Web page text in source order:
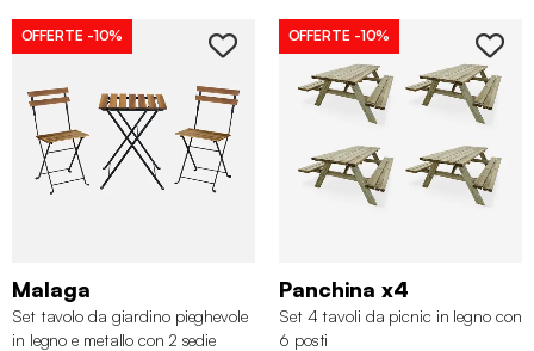
OFFERTE -10%
Malaga
Set tavolo da giardino pieghevole
in legno e metallo con 2 sedie
OFFERTE -10%
Panchina x4
Set 4 tavoli da picnic in legno con
6 posti